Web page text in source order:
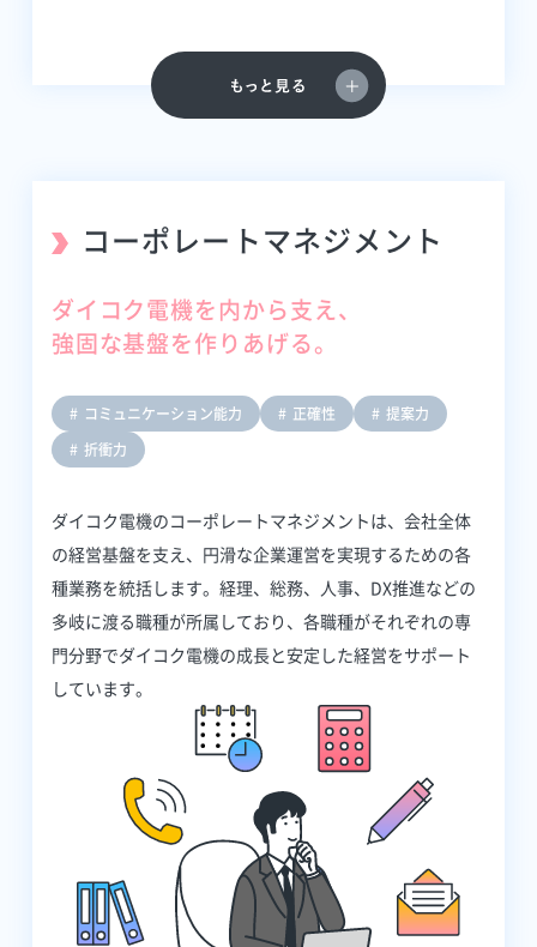
コーポレートマネジメント
ダイコク電機を内から支え、
強固な基盤を作りあげる。
コミュニケーション能力 正確性
提案力
折衝力
ダイコク電機のコーポレートマネジメントは、会社全体
の経営基盤を支え、円滑な企業運営を実現するための各
種業務を統括します。経理、総務、人事、DX推進などの
多岐に渡る職種が所属しており、各職種がそれぞれの専
門分野でダイコク電機の成長と安定した経営をサポート
しています。